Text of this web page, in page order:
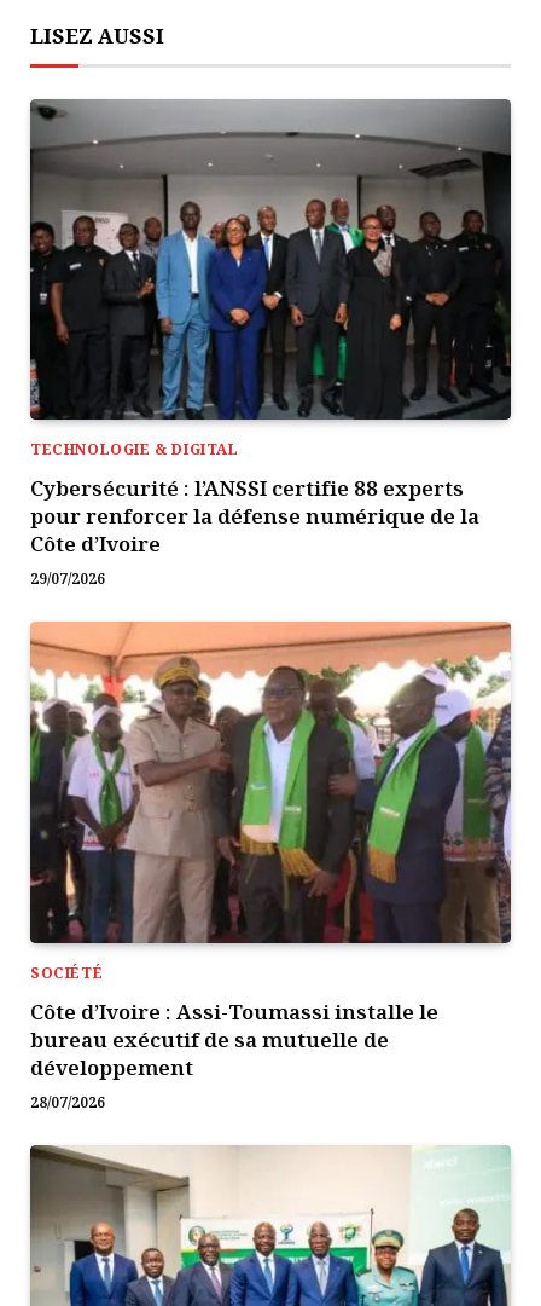
LISEZ AUSSI
TECHNOLOGIE & DIGITAL
Cybersécurité : l’ANSSI certifie 88 experts
pour renforcer la défense numérique de la
Côte d’Ivoire
29/07/2026
SOCIÉTÉ
Côte d’Ivoire : Assi-Toumassi installe le
bureau exécutif de sa mutuelle de
développement
28/07/2026